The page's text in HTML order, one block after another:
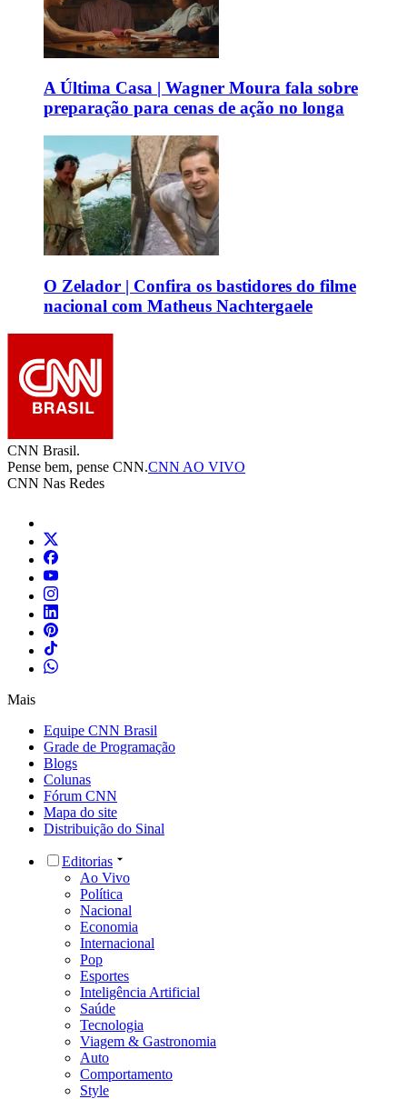
A Última Casa | Wagner Moura fala sobre
preparação para cenas de ação no longa
O Zelador | Confira os bastidores do filme
nacional com Matheus Nachtergaele
CNN Brasil.
Pense bem, pense CNN.CNN AO VIVO
CNN Nas Redes
Mais
Equipe CNN Brasil
Grade de Programação
Blogs
Colunas
Fórum CNN
Mapa do site
Distribuição do Sinal
Editorias
Ao Vivo
Política
Nacional
Economia
Internacional
Pop
Esportes
Inteligência Artificial
Saúde
Tecnologia
Viagem & Gastronomia
Auto
Comportamento
Style